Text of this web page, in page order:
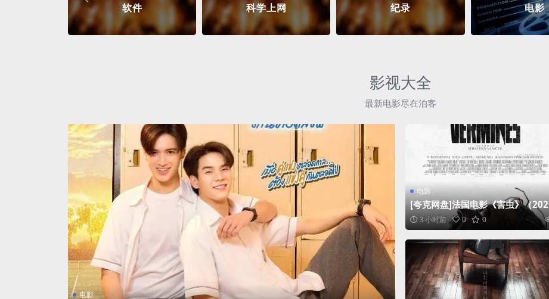
软件 科学上网 纪录 电影
影视大全
最新电影尽在泊客
电影
电影
[夸克网盘]法国电影《害虫》（202
3）恐怖 豆瓣5.1
3 小时前 0 0